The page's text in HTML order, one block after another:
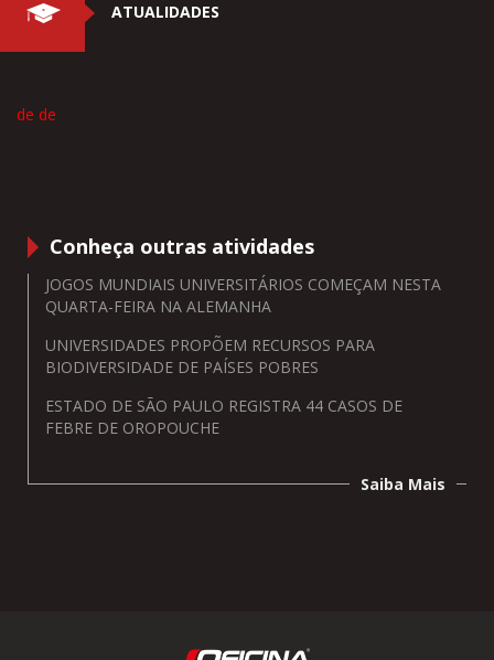
ATUALIDADES
de de
Conheça outras atividades
JOGOS MUNDIAIS UNIVERSITÁRIOS COMEÇAM NESTA
QUARTA-FEIRA NA ALEMANHA
UNIVERSIDADES PROPÕEM RECURSOS PARA
BIODIVERSIDADE DE PAÍSES POBRES
ESTADO DE SÃO PAULO REGISTRA 44 CASOS DE
FEBRE DE OROPOUCHE
Saiba Mais